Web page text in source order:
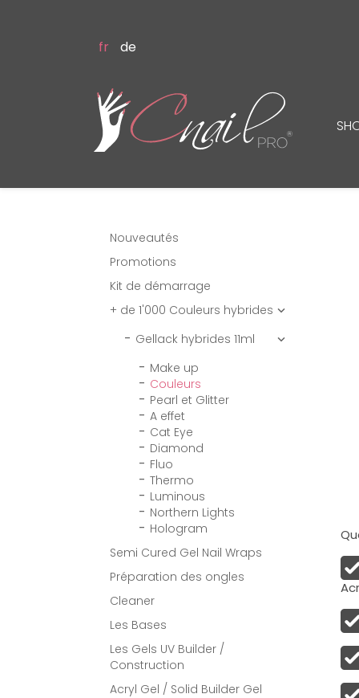
fr de
Nouveautés
Promotions
Kit de démarrage
+ de 1'000 Couleurs hybrides 
Gellack hybrides 11ml 
Make up
Couleurs
Pearl et Glitter
A effet
Cat Eye
Diamond
Fluo
Thermo
Luminous
Northern Lights
Hologram
Semi Cured Gel Nail Wraps
Préparation des ongles
Cleaner
Les Bases
Les Gels UV Builder /
Construction
Acryl Gel / Solid Builder Gel